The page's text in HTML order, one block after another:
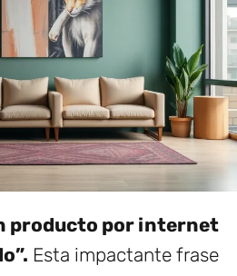
producto por internet
Esta impactante frase